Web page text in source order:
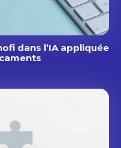
dans l’IA appliquée